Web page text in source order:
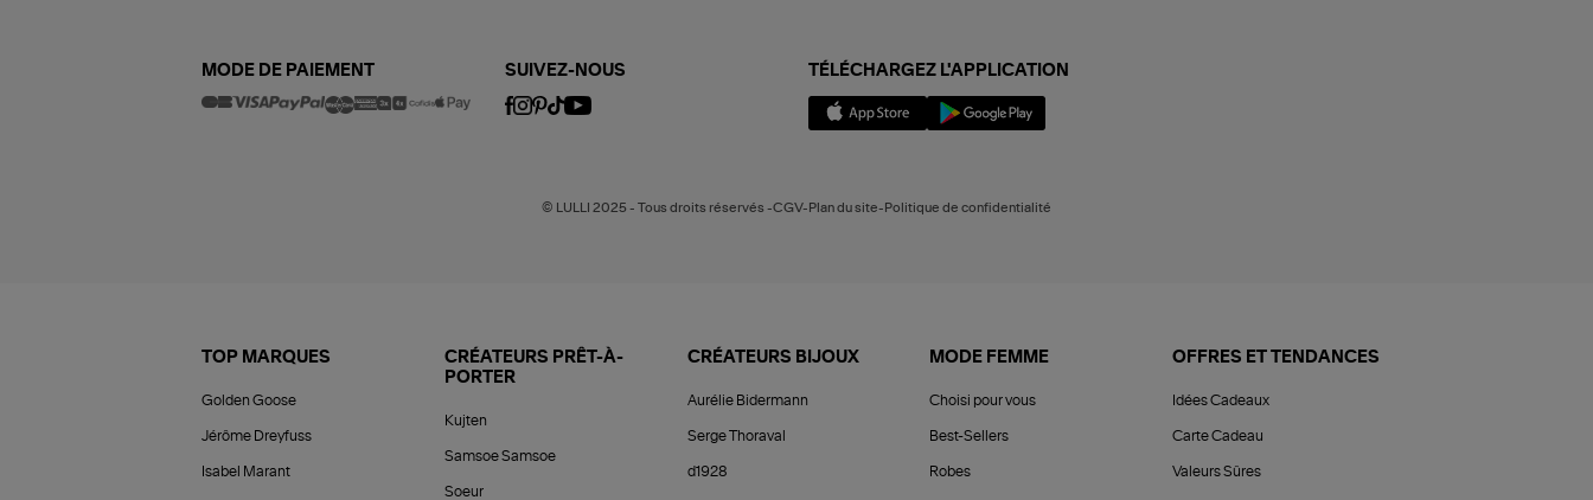
MODE DE PAIEMENT SUIVEZ-NOUS TÉLÉCHARGEZ L'APPLICATION
© LULLI 2025 - Tous droits réservés -CGV-Plan du site-Politique de confidentialité
TOP MARQUES
Golden Goose
Jérôme Dreyfuss
Isabel Marant
CRÉATEURS PRÊT-À-
PORTER
Kujten
Samsoe Samsoe
Soeur
CRÉATEURS BIJOUX
Aurélie Bidermann
Serge Thoraval
d1928
MODE FEMME
Choisi pour vous
Best-Sellers
Robes
OFFRES ET TENDANCES
Idées Cadeaux
Carte Cadeau
Valeurs Sûres